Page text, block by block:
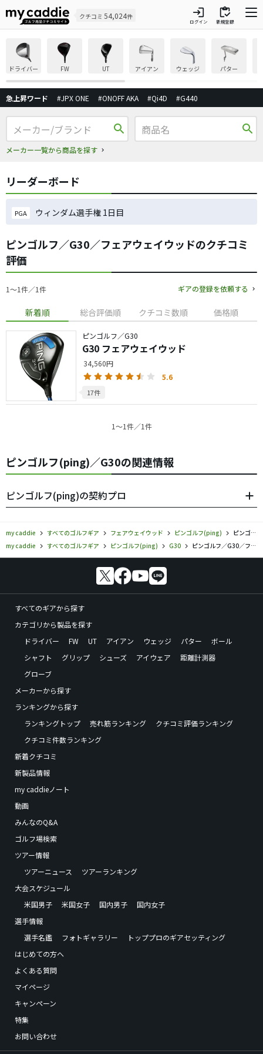
クチコミ 54,024件 login
ログイン
inventory
新規登録
ドライバー FW UT アイアン ウェッジ パター
急上昇ワード #JPX ONE #ONOFF AKA #Qi4D #G440
search
メーカー一覧から商品を探す
search
リーダーボード
PGA ウィンダム選手権 1日目
ピンゴルフ／G30／フェアウェイウッドのクチコミ
評価
1〜1件／1件 ギアの登録を依頼する
新着順 総合評価順 クチコミ数順 価格順
ピンゴルフ／G30
G30 フェアウェイウッド
34,560円
5.6
17件
1〜1件／1件
ピンゴルフ(ping)／G30の関連情報
ピンゴルフ(ping)の契約プロ
my caddie すべてのゴルフギア フェアウェイウッド ピンゴルフ(ping)
ピンゴルフ／G30／フェアウェイウッドの口コミ評価
my caddie
すべてのゴルフギア ピンゴルフ(ping) G30 ピンゴルフ／G30／フェアウェイウッドの口コミ評価
すべてのギアから探す
カテゴリから製品を探す
ドライバー
FW UT アイアン ウェッジ パター
ボール
シャフト
グリップ シューズ アイウェア
距離計測器
グローブ
メーカーから探す
ランキングから探す
ランキングトップ
売れ筋ランキング
クチコミ評価ランキング
クチコミ件数ランキング
新着クチコミ
新製品情報
my caddieノート
動画
みんなのQ&A
ゴルフ場検索
ツアー情報
ツアーニュース
ツアーランキング
大会スケジュール
米国男子
米国女子 国内男子
国内女子
選手情報
選手名鑑
フォトギャラリー
トッププロのギアセッティング
はじめての方へ
よくある質問
マイページ
キャンペーン
特集
お問い合わせ